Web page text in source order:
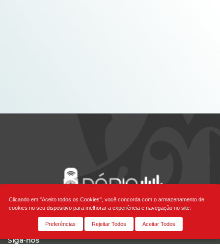
Siga-nos
Clicando em "Aceito todos os Cookies", você concorda com o armazenamento de
cookies no seu dispositivo para melhorar a experiência e navegação no site.
Preferências Rejeitar Todos Aceitar Todos